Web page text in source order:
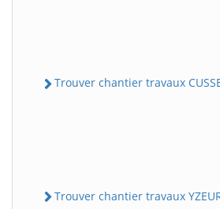
Trouver chantier travaux
Trouver chantier travaux